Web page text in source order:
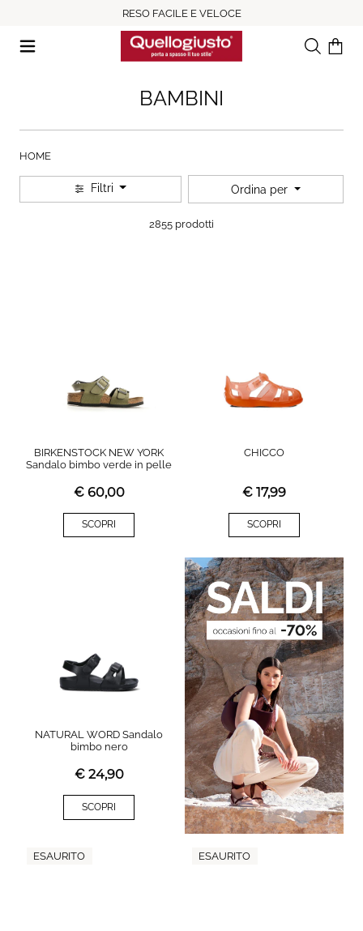
RESO FACILE E VELOCE
RicercaIl tuo
BAMBINI
HOME
Filtri Ordina per
2855 prodotti
BIRKENSTOCK NEW YORK
Sandalo bimbo verde in pelle
€ 60,00
SCOPRI
CHICCO
€ 17,99
SCOPRI
NATURAL WORD Sandalo
bimbo nero
€ 24,90
SCOPRI
ESAURITO ESAURITO